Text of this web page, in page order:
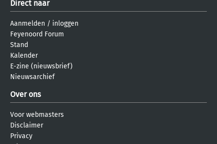
Direct naar
Aanmelden / inloggen
Feyenoord Forum
Stand
Kalender
E-zine (nieuwsbrief)
Nieuwsarchief
Over ons
Voor webmasters
Disclaimer
Privacy